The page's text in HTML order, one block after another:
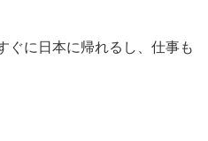
ぐに日本に帰れるし、仕事も